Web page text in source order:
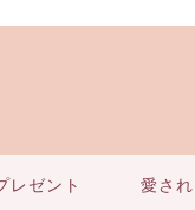
レゼント 愛さ